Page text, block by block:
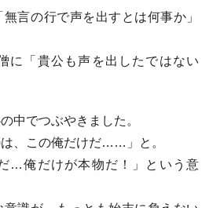
言の行で声を出すとは何事か」
に「貴公も声を出したではない
中でつぶやきました。
は、この俺だけだ……」と。
…俺だけが本物だ！」という意